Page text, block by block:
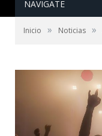
NAVIGATE
Inicio » Noticias »